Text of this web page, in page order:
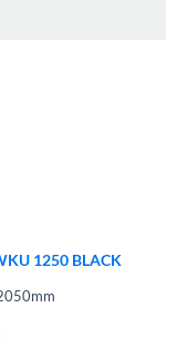
1250 BLACK